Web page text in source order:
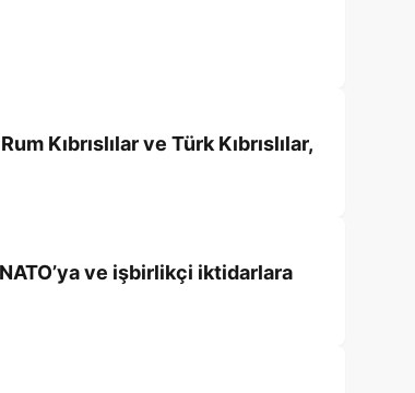
Kıbrıslılar ve Türk Kıbrıslılar,
ve işbirlikçi iktidarlara